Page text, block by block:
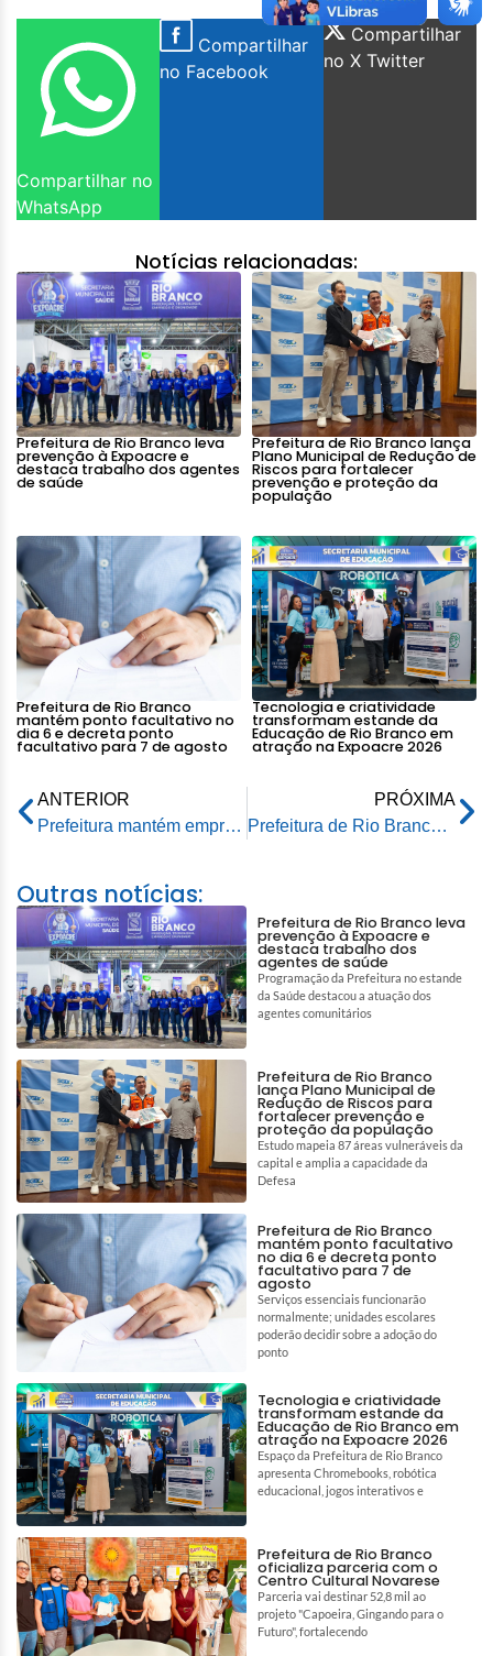
Compartilhar no
WhatsApp
Compartilhar
no Facebook
Compartilhar
no X Twitter
Notícias relacionadas:
Prefeitura de Rio Branco leva
prevenção à Expoacre e
destaca trabalho dos agentes
de saúde
Prefeitura de Rio Branco lança
Plano Municipal de Redução de
Riscos para fortalecer
prevenção e proteção da
população
Prefeitura de Rio Branco
mantém ponto facultativo no
dia 6 e decreta ponto
facultativo para 7 de agosto
Tecnologia e criatividade
transformam estande da
Educação de Rio Branco em
atração na Expoacre 2026
ANTERIOR
Prefeitura mantém emprego de cerca de 198 trabalhadores do DEPASA transferidos para o SAERB
PRÓXIMA
Prefeitura de Rio Branco realiza manutenção das quadras de areia do Parque Capitão Ciríaco no segundo distrito
Outras notícias:
Prefeitura de Rio Branco leva
prevenção à Expoacre e
destaca trabalho dos
agentes de saúde
Programação da Prefeitura no estande
da Saúde destacou a atuação dos
agentes comunitários
Prefeitura de Rio Branco
lança Plano Municipal de
Redução de Riscos para
fortalecer prevenção e
proteção da população
Estudo mapeia 87 áreas vulneráveis da
capital e amplia a capacidade da
Defesa
Prefeitura de Rio Branco
mantém ponto facultativo
no dia 6 e decreta ponto
facultativo para 7 de
agosto
Serviços essenciais funcionarão
normalmente; unidades escolares
poderão decidir sobre a adoção do
ponto
Tecnologia e criatividade
transformam estande da
Educação de Rio Branco em
atração na Expoacre 2026
Espaço da Prefeitura de Rio Branco
apresenta Chromebooks, robótica
educacional, jogos interativos e
Prefeitura de Rio Branco
oficializa parceria com o
Centro Cultural Novarese
Parceria vai destinar 52,8 mil ao
projeto "Capoeira, Gingando para o
Futuro", fortalecendo